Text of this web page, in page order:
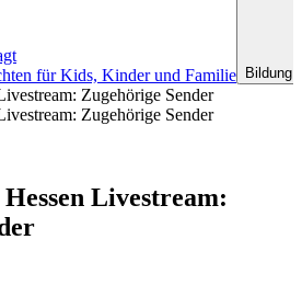
für Kids, Kinder und Familie
Bildung
Zugehörige Sender
Zugehörige Sender
Livestream: